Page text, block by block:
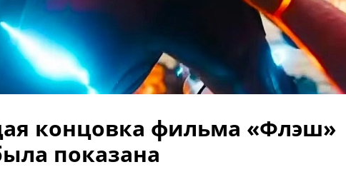
концовка фильма «Флэш»
показана